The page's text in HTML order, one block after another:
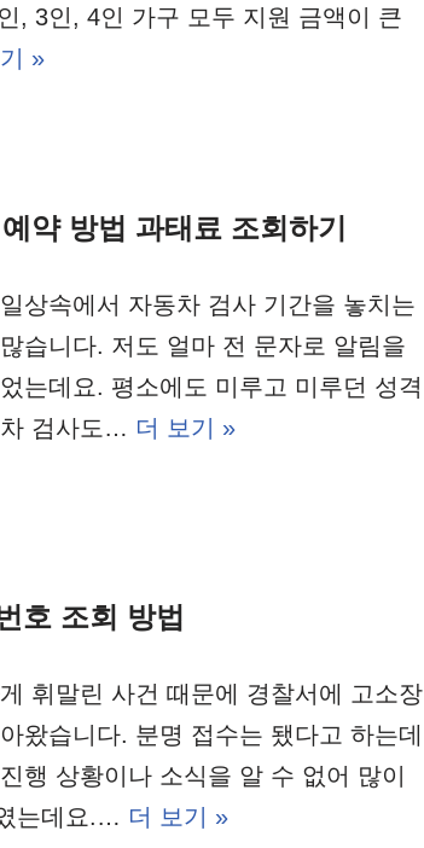
, 3인, 4인 가구 모두 지원 금액이 큰
»
약 방법 과태료 조회하기
상속에서 자동차 검사 기간을 놓치는
습니다. 저도 얼마 전 문자로 알림을
는데요. 평소에도 미루고 미루던 성격
검사도… 더 보기 »
호 조회 방법
휘말린 사건 때문에 경찰서에 고소장
왔습니다. 분명 접수는 됐다고 하는데
행 상황이나 소식을 알 수 없어 많이
는데요.… 더 보기 »